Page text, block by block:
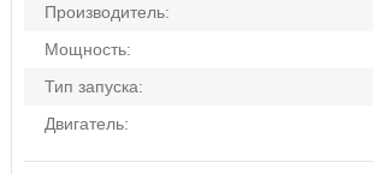
Производитель:
Мощность:
Тип запуска:
Двигатель: